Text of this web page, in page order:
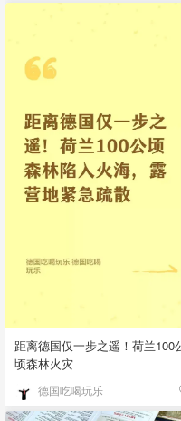
距离德国仅一步之遥！荷兰100
顷森林火灾
德国吃喝玩乐